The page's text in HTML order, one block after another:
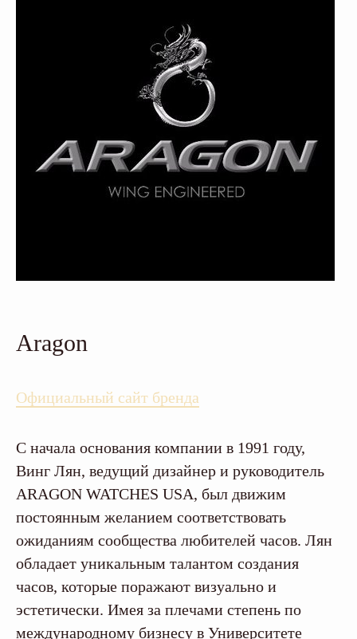
Aragon
Официальный сайт бренда
С начала основания компании в 1991 году,
Винг Лян, ведущий дизайнер и руководитель
ARAGON WATCHES USA, был движим
постоянным желанием соответствовать
ожиданиям сообщества любителей часов. Лян
обладает уникальным талантом создания
часов, которые поражают визуально и
эстетически. Имея за плечами степень по
международному бизнесу в Университете